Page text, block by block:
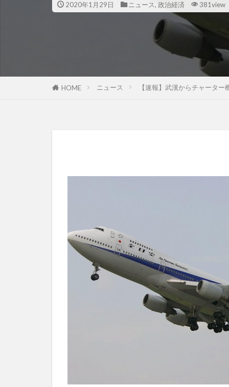
2020年1月29日 ニュース, 政治経済 381view
HOME ニュース 【速報】武漢からチャータ